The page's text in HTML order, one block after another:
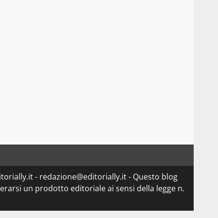
- redazione@editorially.it - Questo blog
un prodotto editoriale ai sensi della legge n.